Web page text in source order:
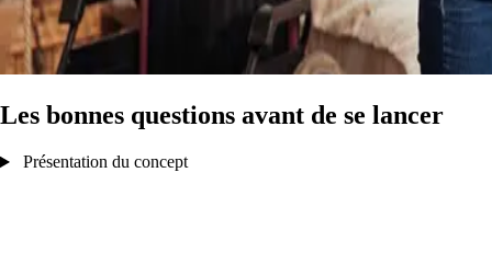
Les bonnes questions avant de se lancer
Présentation du concept